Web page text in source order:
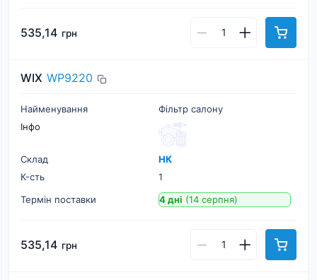
535,14 грн
WIX WP9220
Найменування
Фільтр салону
Інфо
Склад
НК
К-cть
1
Термін поставки
4 дні (14 серпня)
535,14 грн